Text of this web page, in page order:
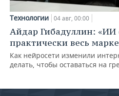
Технологии 04 авг, 00:00
Айдар Гибадуллин: «ИИ
практически весь
Как нейросети изменили
делать, чтобы оставаться на